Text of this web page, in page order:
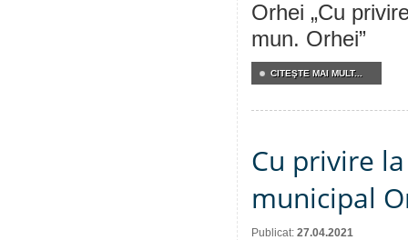
Orhei „Cu
mun. Orhei”
CITEŞTE MAI MULT...
Cu privire
municipal
Publicat: 27.04.2021